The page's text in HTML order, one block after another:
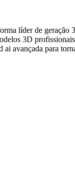
líder de geração
3D
ai avançada para